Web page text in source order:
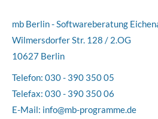
mb Berlin - Softwareberatung
Wilmersdorfer Str. 128 / 2.OG
10627 Berlin
Telefon: 030 - 390 350 05
Telefax: 030 - 390 350 06
E-Mail: info@mb-programme.de